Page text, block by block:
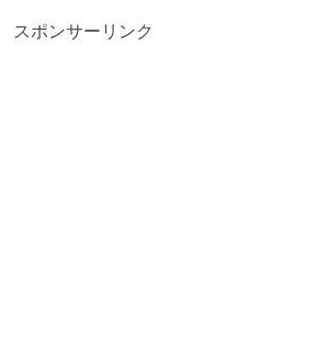
スポンサーリンク